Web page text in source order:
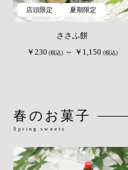
店頭限定 夏期限定
ささふ餅
￥230 (税込) ～ ￥1,150 (税込)
春のお菓子
Spring sweets